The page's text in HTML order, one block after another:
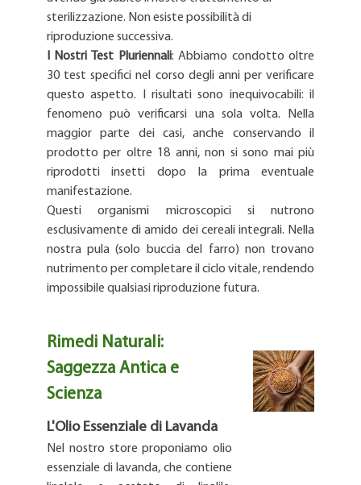
sterilizzazione. Non esiste possibilità di
riproduzione successiva.
I Nostri Test Pluriennali: Abbiamo condotto oltre
30 test specifici nel corso degli anni per verificare
questo aspetto. I risultati sono inequivocabili: il
fenomeno può verificarsi una sola volta. Nella
maggior parte dei casi, anche conservando il
prodotto per oltre 18 anni, non si sono mai più
riprodotti insetti dopo la prima eventuale
manifestazione.
Questi organismi microscopici si nutrono
esclusivamente di amido dei cereali integrali. Nella
nostra pula (solo buccia del farro) non trovano
nutrimento per completare il ciclo vitale, rendendo
impossibile qualsiasi riproduzione futura.
Rimedi Naturali:
Saggezza Antica e
Scienza
L'Olio Essenziale di Lavanda
Nel nostro store proponiamo olio
essenziale di lavanda, che contiene